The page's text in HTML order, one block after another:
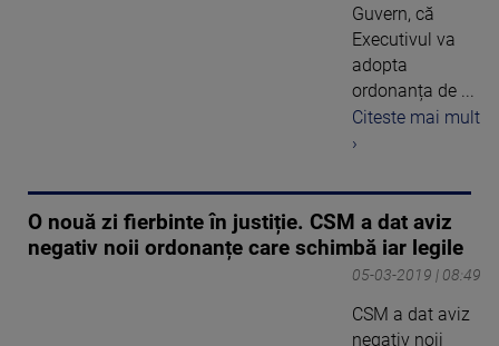
Guvern, că
Executivul va
adopta
ordonanța de ...
Citeste mai mult
›
O nouă zi fierbinte în justiție. CSM a dat aviz
negativ noii ordonanțe care schimbă iar legile
05-03-2019 | 08:49
CSM a dat aviz
negativ noii